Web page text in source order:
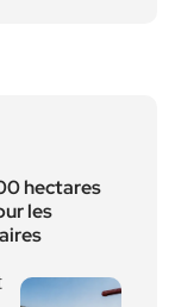
hectares
les